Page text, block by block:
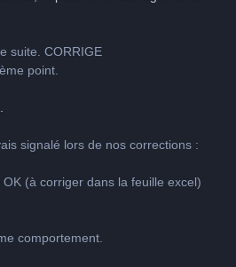
suite. CORRIGE
point.
signalé lors de nos corrections :
(à corriger dans la feuille excel)
comportement.